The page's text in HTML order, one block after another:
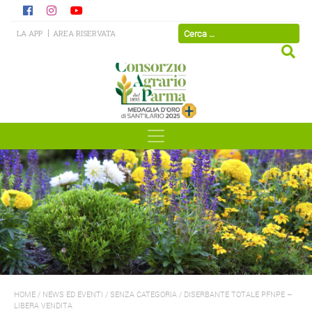
LA APP AREA RISERVATA
HOME / NEWS ED EVENTI / SENZA CATEGORIA / DISERBANTE TOTALE PFNPE –
LIBERA VENDITA